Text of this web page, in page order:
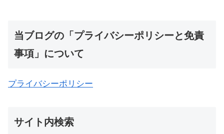
当ブログの「プライバシーポリシーと免責
事項」について
プライバシーポリシー
サイト内検索